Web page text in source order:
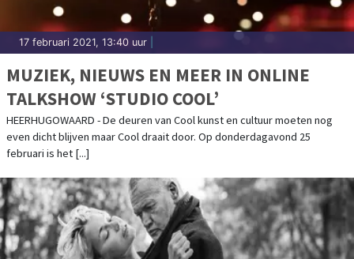
17 februari 2021, 13:40 uur
MUZIEK, NIEUWS EN MEER IN ONLINE
TALKSHOW ‘STUDIO COOL’
HEERHUGOWAARD - De deuren van Cool kunst en cultuur moeten nog
even dicht blijven maar Cool draait door. Op donderdagavond 25
februari is het [...]